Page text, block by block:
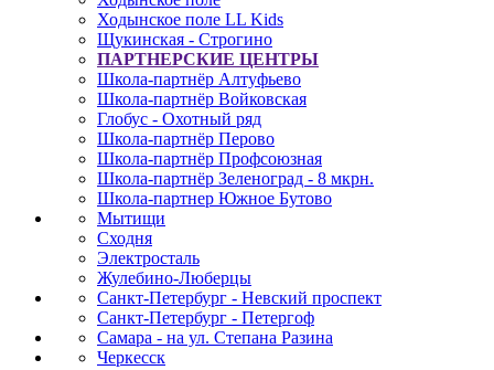
Ходынское поле LL Kids
Щукинская - Строгино
ПАРТНЕРСКИЕ ЦЕНТРЫ
Школа-партнёр Алтуфьево
Школа-партнёр Войковская
Глобус - Охотный ряд
Школа-партнёр Перово
Школа-партнёр Профсоюзная
Школа-партнёр Зеленоград - 8 мкрн.
Школа-партнер Южное Бутово
Мытищи
Сходня
Электросталь
Жулебино-Люберцы
Санкт-Петербург - Невский проспект
Санкт-Петербург - Петергоф
Самара - на ул. Степана Разина
Черкесск